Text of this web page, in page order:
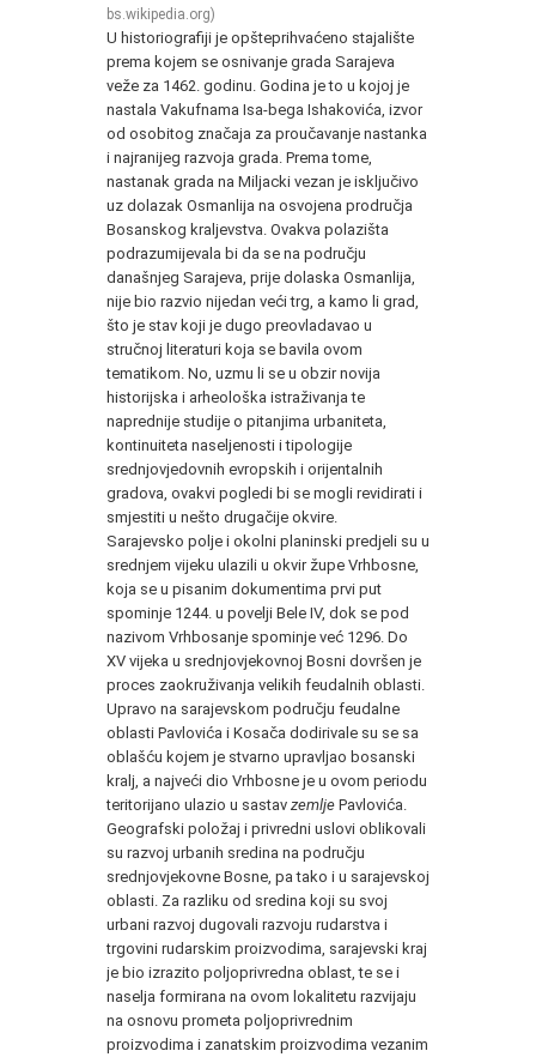
bs.wikipedia.org)
U historiografiji je opšteprihvaćeno stajalište
prema kojem se osnivanje grada Sarajeva
veže za 1462. godinu. Godina je to u kojoj je
nastala Vakufnama Isa-bega Ishakovića, izvor
od osobitog značaja za proučavanje nastanka
i najranijeg razvoja grada. Prema tome,
nastanak grada na Miljacki vezan je isključivo
uz dolazak Osmanlija na osvojena prodručja
Bosanskog kraljevstva. Ovakva polazišta
podrazumijevala bi da se na području
današnjeg Sarajeva, prije dolaska Osmanlija,
nije bio razvio nijedan veći trg, a kamo li grad,
što je stav koji je dugo preovladavao u
stručnoj literaturi koja se bavila ovom
tematikom. No, uzmu li se u obzir novija
historijska i arheološka istraživanja te
naprednije studije o pitanjima urbaniteta,
kontinuiteta naseljenosti i tipologije
srednjovjedovnih evropskih i orijentalnih
gradova, ovakvi pogledi bi se mogli revidirati i
smjestiti u nešto drugačije okvire.
Sarajevsko polje i okolni planinski predjeli su u
srednjem vijeku ulazili u okvir župe Vrhbosne,
koja se u pisanim dokumentima prvi put
spominje 1244. u povelji Bele IV, dok se pod
nazivom Vrhbosanje spominje već 1296. Do
XV vijeka u srednjovjekovnoj Bosni dovršen je
proces zaokruživanja velikih feudalnih oblasti.
Upravo na sarajevskom području feudalne
oblasti Pavlovića i Kosača dodirivale su se sa
oblašću kojem je stvarno upravljao bosanski
kralj, a najveći dio Vrhbosne je u ovom periodu
teritorijano ulazio u sastav zemlje Pavlovića.
Geografski položaj i privredni uslovi oblikovali
su razvoj urbanih sredina na području
srednjovjekovne Bosne, pa tako i u sarajevskoj
oblasti. Za razliku od sredina koji su svoj
urbani razvoj dugovali razvoju rudarstva i
trgovini rudarskim proizvodima, sarajevski kraj
je bio izrazito poljoprivredna oblast, te se i
naselja formirana na ovom lokalitetu razvijaju
na osnovu prometa poljoprivrednim
proizvodima i zanatskim proizvodima vezanim